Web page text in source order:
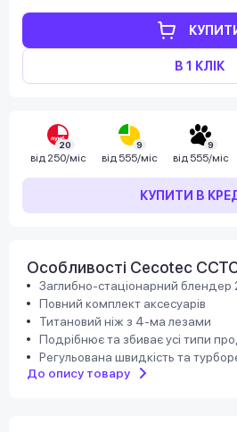
В 1 КЛІК
20
від 250/міс
9
від 555/міс
9
від 555/міс
КУПИТИ В
Особливості Cecotec
Заглибно-стаціонарний блендер
Повний комплект аксесуарів
Титановий ніж з 4-ма лезами
Подрібнює та збиває усі типи
Регульована швидкість та
До опису товару